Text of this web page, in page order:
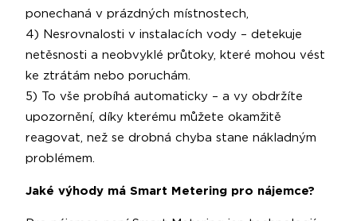
ponechaná v prázdných místnostech,
4) Nesrovnalosti v instalacích vody – detekuje
netěsnosti a neobvyklé průtoky, které mohou vést
ke ztrátám nebo poruchám.
5) To vše probíhá automaticky – a vy obdržíte
upozornění, díky kterému můžete okamžitě
reagovat, než se drobná chyba stane nákladným
problémem.
Jaké výhody má Smart Metering pro nájemce?